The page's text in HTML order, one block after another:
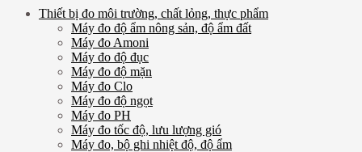
Thiết bị đo môi trường, chất lỏng, thực phẩm
Máy đo độ ẩm nông sản, độ ẩm đất
Máy đo Amoni
Máy đo độ đục
Máy đo độ mặn
Máy đo Clo
Máy đo độ ngọt
Máy đo PH
Máy đo tốc độ, lưu lượng gió
Máy đo, bộ ghi nhiệt độ, độ ẩm